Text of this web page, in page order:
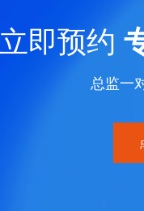
立即预约
总监一